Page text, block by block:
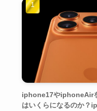
iphone17やiphoneAir
はいくらになるのか？